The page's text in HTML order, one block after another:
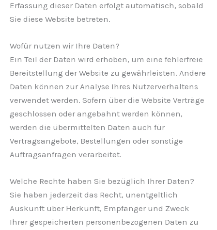
Erfassung dieser Daten erfolgt automatisch, sobald
Sie diese Website betreten.
Wofür nutzen wir Ihre Daten?
Ein Teil der Daten wird erhoben, um eine fehlerfreie
Bereitstellung der Website zu gewährleisten. Andere
Daten können zur Analyse Ihres Nutzerverhaltens
verwendet werden. Sofern über die Website Verträge
geschlossen oder angebahnt werden können,
werden die übermittelten Daten auch für
Vertragsangebote, Bestellungen oder sonstige
Auftragsanfragen verarbeitet.
Welche Rechte haben Sie bezüglich Ihrer Daten?
Sie haben jederzeit das Recht, unentgeltlich
Auskunft über Herkunft, Empfänger und Zweck
Ihrer gespeicherten personenbezogenen Daten zu